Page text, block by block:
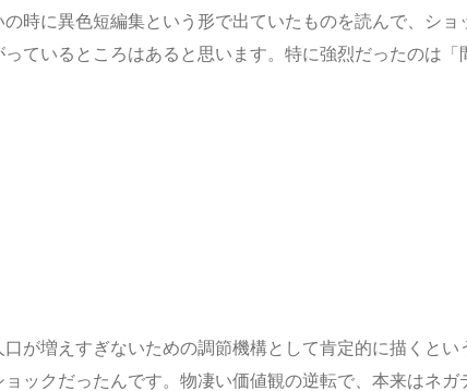
時に異色短編集という形で出ていたものを読んで、ショ
ているところはあると思います。特に強烈だったのは「
が増えすぎないための調節機構として肯定的に描くとい
ックだったんです。物凄い価値観の逆転で、本来はネガ